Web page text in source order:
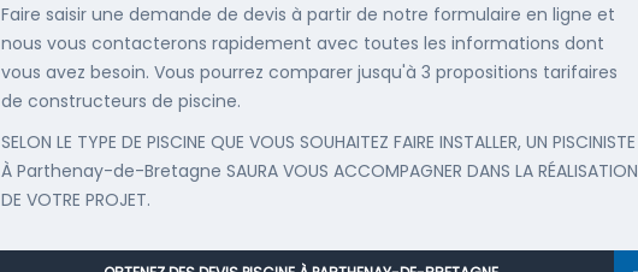
Faire saisir une demande de devis à partir de notre formulaire en ligne et
nous vous contacterons rapidement avec toutes les informations dont
vous avez besoin. Vous pourrez comparer jusqu'à 3 propositions tarifaires
de constructeurs de piscine.
SELON LE TYPE DE PISCINE QUE VOUS SOUHAITEZ FAIRE INSTALLER, UN PISCINISTE
À Parthenay-de-Bretagne SAURA VOUS ACCOMPAGNER DANS LA RÉALISATION
DE VOTRE PROJET.